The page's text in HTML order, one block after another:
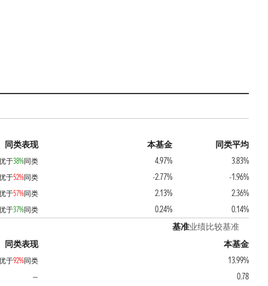
同类表现 本基金
同类平均
于38%同类 4.97%
3.83%
于52%同类 -2.77%
-1.96%
于57%同类 2.13%
2.36%
于37%同类 0.24% 0.14%
基准业绩比较基准
同类表现
本基金
于92%同类
13.99%
—
0.78